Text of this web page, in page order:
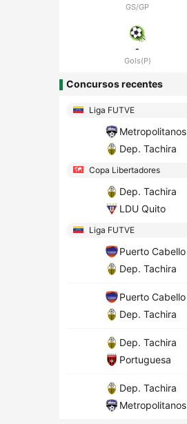
GS/GP
-
Gols(P)
Concursos recentes
Liga FUTVE
Metropolitanos
Dep. Tachira
Copa Libertadores
Dep. Tachira
LDU Quito
Liga FUTVE
Puerto Cabello
Dep. Tachira
Puerto Cabello
Dep. Tachira
Dep. Tachira
Portuguesa
Dep. Tachira
Metropolitanos